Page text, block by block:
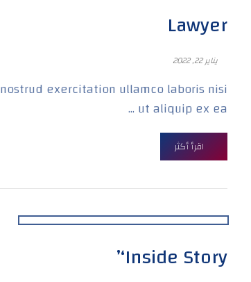
Lawyer
يناير 22, 2022
exercitation ullamco laboris nisi
ut aliquip ex ea ...
اقرأ أكثر
‘Inside Story’